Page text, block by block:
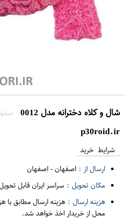
شال و کلاه دخترانه مدل 0012
p30roid.ir
شرایط خرید
ارسال از : اصفهان-اصفهان
مکان تحویل : سراسر ایران قابل
هزینه ارسال : هزینه ارسال مطابق با
محل از خریدار اخذ خواهد شد.